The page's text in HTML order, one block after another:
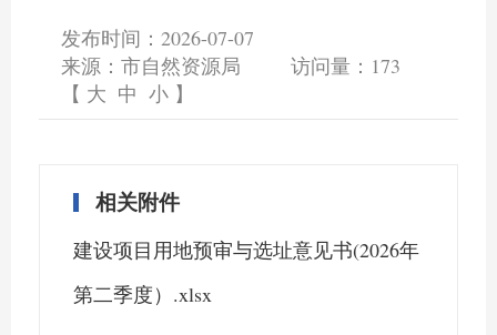
发布时间：2026-07-07
来源：市自然资源局
访问量： 173
【 大 中 小 】
相关附件
建设项目用地预审与选址意见书(2026年
第二季度）.xlsx